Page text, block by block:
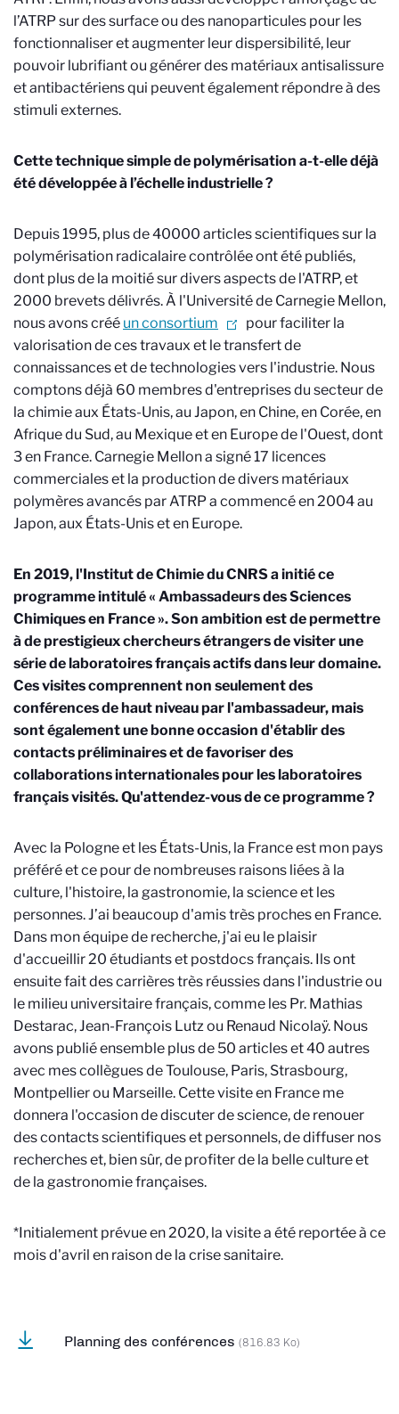
l’ATRP sur des surface ou des nanoparticules pour les
fonctionnaliser et augmenter leur dispersibilité, leur
pouvoir lubrifiant ou générer des matériaux antisalissure
et antibactériens qui peuvent également répondre à des
stimuli externes.
Cette technique simple de polymérisation a-t-elle déjà
été développée à l’échelle industrielle ?
Depuis 1995, plus de 40000 articles scientifiques sur la
polymérisation radicalaire contrôlée ont été publiés,
dont plus de la moitié sur divers aspects de l'ATRP, et
2000 brevets délivrés. À l'Université de Carnegie Mellon,
nous avons créé un consortium
pour faciliter la
valorisation de ces travaux et le transfert de
connaissances et de technologies vers l'industrie. Nous
comptons déjà 60 membres d'entreprises du secteur de
la chimie aux États-Unis, au Japon, en Chine, en Corée, en
Afrique du Sud, au Mexique et en Europe de l'Ouest, dont
3 en France. Carnegie Mellon a signé 17 licences
commerciales et la production de divers matériaux
polymères avancés par ATRP a commencé en 2004 au
Japon, aux États-Unis et en Europe.
En 2019, l'Institut de Chimie du CNRS a initié ce
programme intitulé « Ambassadeurs des Sciences
Chimiques en France ». Son ambition est de permettre
à de prestigieux chercheurs étrangers de visiter une
série de laboratoires français actifs dans leur domaine.
Ces visites comprennent non seulement des
conférences de haut niveau par l'ambassadeur, mais
sont également une bonne occasion d'établir des
contacts préliminaires et de favoriser des
collaborations internationales pour les laboratoires
français visités. Qu'attendez-vous de ce programme ?
Avec la Pologne et les États-Unis, la France est mon pays
préféré et ce pour de nombreuses raisons liées à la
culture, l'histoire, la gastronomie, la science et les
personnes. J’ai beaucoup d'amis très proches en France.
Dans mon équipe de recherche, j'ai eu le plaisir
d'accueillir 20 étudiants et postdocs français. Ils ont
ensuite fait des carrières très réussies dans l'industrie ou
le milieu universitaire français, comme les Pr. Mathias
Destarac, Jean-François Lutz ou Renaud Nicolaÿ. Nous
avons publié ensemble plus de 50 articles et 40 autres
avec mes collègues de Toulouse, Paris, Strasbourg,
Montpellier ou Marseille. Cette visite en France me
donnera l'occasion de discuter de science, de renouer
des contacts scientifiques et personnels, de diffuser nos
recherches et, bien sûr, de profiter de la belle culture et
de la gastronomie françaises.
*Initialement prévue en 2020, la visite a été reportée à ce
mois d'avril en raison de la crise sanitaire.
Planning des conférences (816.83 Ko)